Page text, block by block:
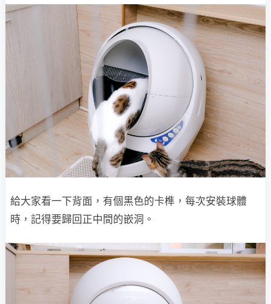
給大家看一下背面，有個黑色的卡榫，每次安裝球體
時，記得要歸回正中間的嵌洞。